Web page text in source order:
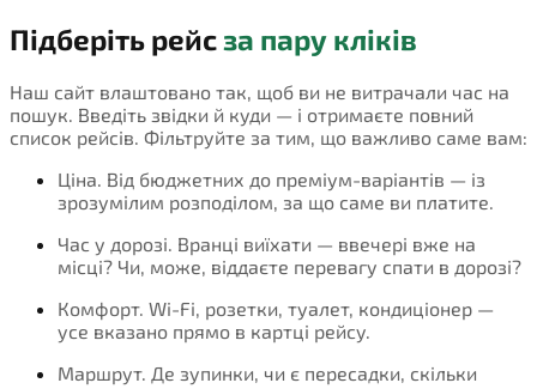
Підберіть рейсза пару кліків
Наш сайт влаштовано так, щоб ви не витрачали час на
пошук. Введіть звідки й куди — і отримаєте повний
список рейсів. Фільтруйте за тим, що важливо саме вам:
Ціна. Від бюджетних до преміум-варіантів — із
зрозумілим розподілом, за що саме ви платите.
Час у дорозі. Вранці виїхати — ввечері вже на
місці? Чи, може, віддаєте перевагу спати в дорозі?
Комфорт. Wi-Fi, розетки, туалет, кондиціонер —
усе вказано прямо в картці рейсу.
Маршрут. Де зупинки, чи є пересадки, скільки